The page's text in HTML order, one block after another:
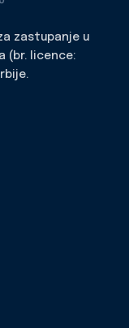
zastupanje u
(br. licence: